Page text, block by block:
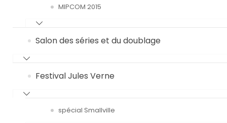
MIPCOM 2015
Salon des séries et du doublage
Festival Jules Verne
spécial Smallville